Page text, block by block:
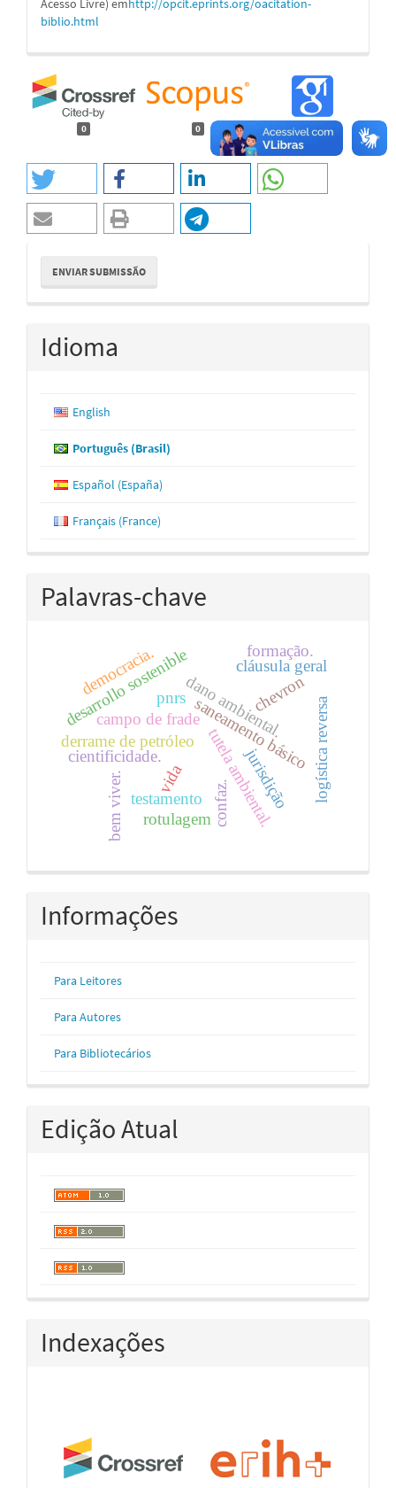
biblio.html
0 0
Enviar
Submissão
ENVIAR SUBMISSÃO
Idioma
English
Português (Brasil)
Español (España)
Français (France)
Palavras-chave
saneamento básico
tutela ambiental.
vida
testamento
dano ambiental.
campo de frade
chevron
derrame de petróleo
desarrollo sostenible
cientificidade. jurisdição
confaz. logística reversa
bem viver.
pnrs
cláusula geral
rotulagem
formação.
democracia.
Informações
Para Leitores
Para Autores
Para Bibliotecários
Edição Atual
Indexações